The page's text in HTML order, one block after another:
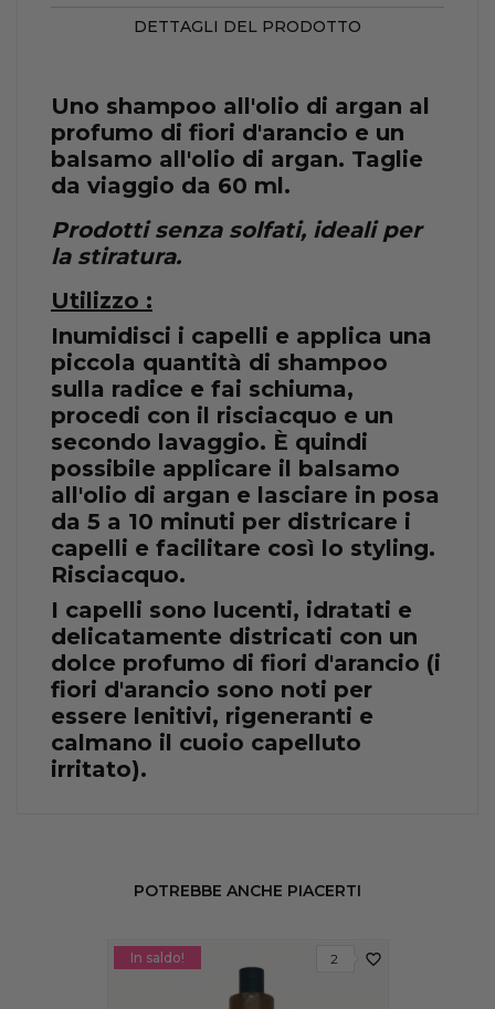
DETTAGLI DEL PRODOTTO
Uno shampoo all'olio di argan al
profumo di fiori d'arancio e un
balsamo all'olio di argan. Taglie
da viaggio da 60 ml.
Prodotti senza solfati, ideali per
la stiratura.
Utilizzo :
Inumidisci i capelli e applica una
piccola quantità di shampoo
sulla radice e fai schiuma,
procedi con il risciacquo e un
secondo lavaggio. È quindi
possibile applicare il balsamo
all'olio di argan e lasciare in posa
da 5 a 10 minuti per districare i
capelli e facilitare così lo styling.
Risciacquo.
I capelli sono lucenti, idratati e
delicatamente districati con un
dolce profumo di fiori d'arancio (i
fiori d'arancio sono noti per
essere lenitivi, rigeneranti e
calmano il cuoio capelluto
irritato).
POTREBBE ANCHE PIACERTI
favorite_border
2
In saldo!